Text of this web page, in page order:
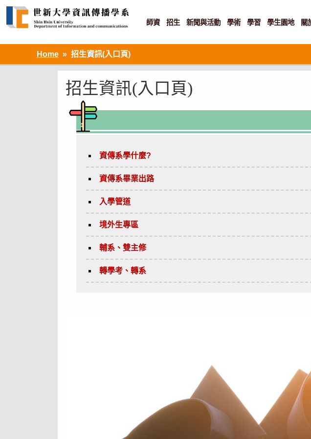
資訊設計 ‧ 知識加值 ‧ 網路傳播
師資 招生 新聞與活動 學術 學習 學生園地 關
Home 招生資訊(入口頁)
招生資訊(入口頁)
資傳系學什麼?
資傳系畢業出路
入學管道
境外生專區
輔系、雙主修
轉學考、轉系